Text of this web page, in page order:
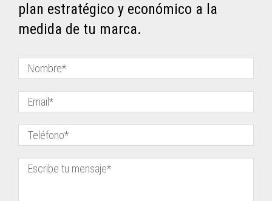
plan estratégico y económico a la
medida de tu marca.